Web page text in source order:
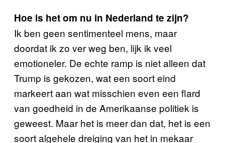
Hoe is het om nu in Nederland te zijn?
Ik ben geen sentimenteel mens, maar
doordat ik zo ver weg ben, lijk ik veel
emotioneler. De echte ramp is niet alleen dat
Trump is gekozen, wat een soort eind
markeert aan wat misschien even een flard
van goedheid in de Amerikaanse politiek is
geweest. Maar het is meer dan dat, het is een
soort algehele dreiging van het in mekaar